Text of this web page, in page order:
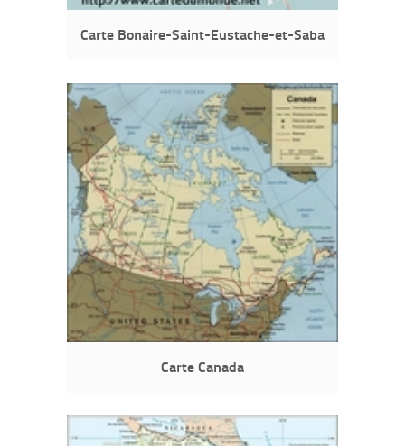
Carte Bonaire-Saint-Eustache-et-Saba
Carte Canada